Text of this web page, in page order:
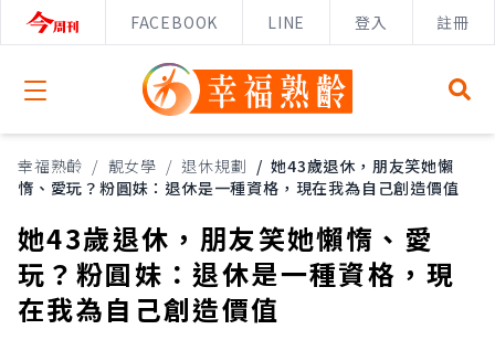
FACEBOOK LINE 登入 註冊
Open menu
幸福熟齡 / 靚女學 / 退休規劃 / 她43歲退休，朋友笑她懶
惰、愛玩？粉圓妹：退休是一種資格，現在我為自己創造價值
她43歲退休，朋友笑她懶惰、愛
玩？粉圓妹：退休是一種資格，現
在我為自己創造價值